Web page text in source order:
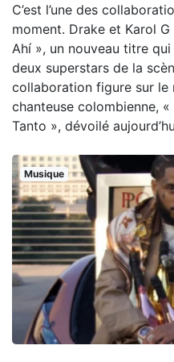
C’est l’une des
moment. Drake et Karol
Ahí », un nouveau titre
deux superstars de la
collaboration figure sur le
chanteuse colombienne,
Tanto », dévoilé
Musique